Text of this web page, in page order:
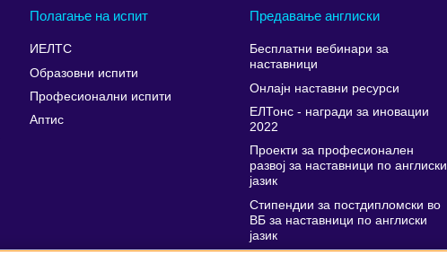
Полагање на испит
ИЕЛТС
Образовни испити
Професионални испити
Aптис
Предавање англиски
Бесплатни вебинари за
наставници
Онлајн наставни ресурси
ЕЛТонс - награди за иновации
2022
Проекти за професионален
развој за наставници по англиски
јазик
Стипендии за постдипломски во
ВБ за наставници по англиски
јазик